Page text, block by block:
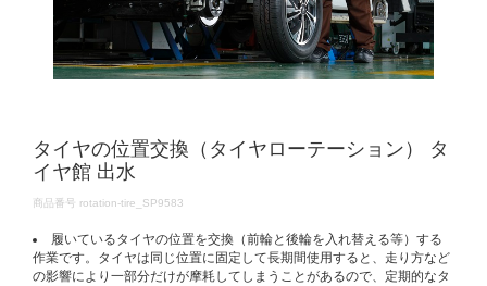
タイヤの位置交換（タイヤローテーション） タ
イヤ館 出水
DETAILS
商品番号 rotation-tire_SP9583
履いているタイヤの位置を交換（前輪と後輪を入れ替える等）する
作業です。タイヤは同じ位置に固定して長期間使用すると、走り方など
の影響により一部分だけが摩耗してしまうことがあるので、定期的なタ